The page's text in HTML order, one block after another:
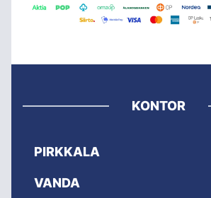
KONTOR
PIRKKALA
VANDA